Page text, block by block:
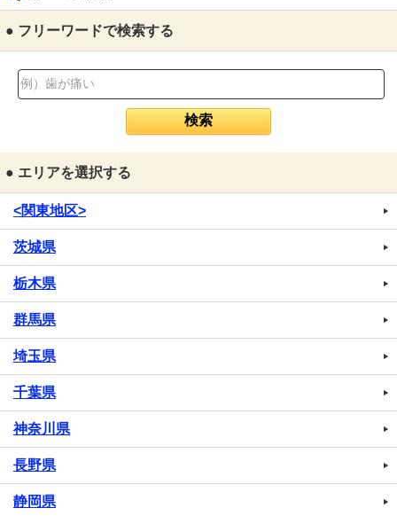
● フリーワードで検索する
● エリアを選択する
<関東地区>
茨城県
栃木県
群馬県
埼玉県
千葉県
神奈川県
長野県
静岡県